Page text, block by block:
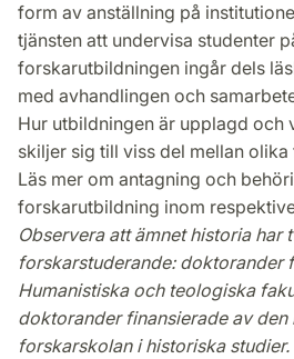
form av anställning på
tjänsten att undervisa studenter
forskarutbildningen ingår dels
med avhandlingen och
Hur utbildningen är upplagd och
skiljer sig till viss del mellan
Läs mer om antagning och
forskarutbildning inom
Observera att ämnet historia har
forskarstuderande: doktorander
Humanistiska och teologiska
doktorander finansierade av den
forskarskolan i historiska studier.